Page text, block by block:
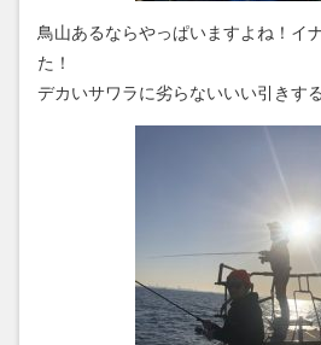
鳥山あるならやっぱいますよね！イ
た！
デカいサワラに劣らないいい引きす